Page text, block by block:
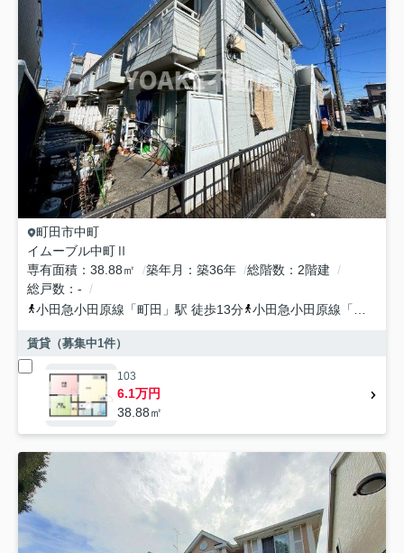
町田市中町
イムーブル中町Ⅱ
専有面積
38.88㎡ 築年月 築36年 総階数
2階建
総戸数
-
小田急小田原線 「町田 」駅 徒歩13分 小田急小田原線 「
賃貸（募集中1件）
103
6.1万円
38.88㎡